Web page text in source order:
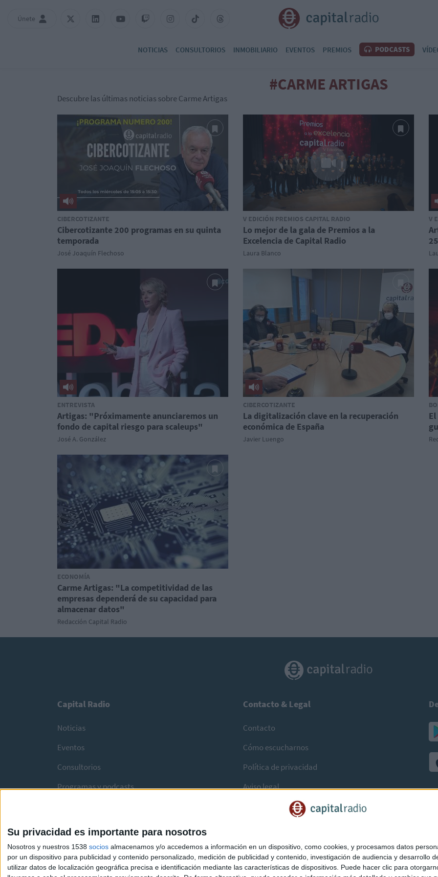
Su privacidad es importante para nosotros
Nosotros y nuestros 1538 socios almacenamos y/o accedemos a información en un dispositivo, como cookies, y procesamos datos
por un dispositivo para publicidad y contenido personalizado, medición de publicidad y contenido, investigación de audiencia y desarrollo
utilizar datos de localización geográfica precisa e identificación mediante las características de dispositivos. Puede hacer clic para
Únete
NOTICIAS CONSULTORIOS INMOBILIARIO EVENTOS PREMIOS PODCASTS
#CARME ARTIGAS
Descubre las últimas noticias sobre Carme Artigas
CIBERCOTIZANTE
Cibercotizante 200 programas en su quinta
temporada
José Joaquín Flechoso
V EDICIÓN PREMIOS CAPITAL RADIO
Lo mejor de la gala de Premios a la
Excelencia de Capital Radio
Laura Blanco
V
ENTREVISTA
Artigas: "Próximamente anunciaremos un
fondo de capital riesgo para scaleups"
José A. González
CIBERCOTIZANTE
La digitalización clave en la recuperación
económica de España
Javier Luengo
ECONOMÍA
Carme Artigas: "La competitividad de las
empresas dependerá de su capacidad para
almacenar datos"
Redacción Capital Radio
Capital Radio
Noticias
Eventos
Consultorios
Programas y podcasts
Contacto & Legal
Contacto
Cómo escucharnos
Política de privacidad
Aviso legal